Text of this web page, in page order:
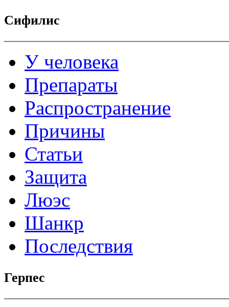
Сифилис
У человека
Препараты
Распространение
Причины
Статьи
Защита
Люэс
Шанкр
Последствия
Герпес